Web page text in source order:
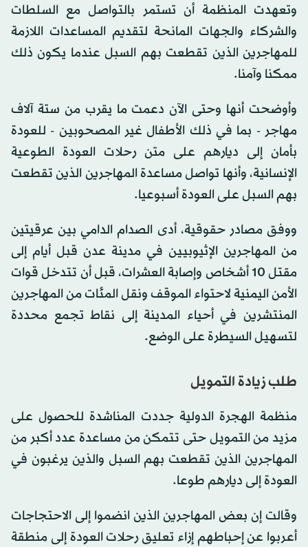
وتعهدت المنظمة أن تستمر بالتواصل مع السلطات
والشركاء والجهات المانحة لتقديم المساعدات اللازمة
للمهاجرين الذين تقطعت بهم السبل عندما يكون ذلك
ممكنا وآمنا.
وأوضحت أنها وحتى الآن دعمت ما يقرب من ستة آلاف
مهاجر - بما في ذلك الأطفال غير المصحوبين - للعودة
بأمان إلى ديارهم على متن رحلات العودة الطوعية
الإنسانية، وأنها تواصل مساعدة المهاجرين الذين تقطعت
بهم السبل على العودة أسبوعيا.
ووفق مصادر حقوقية، أدى الصدام الدامي بين عرقيتين
من المهاجرين الإثيوبيين في مدينة عدن قبل أيام إلى
مقتل 10 أشخاص وإصابة العشرات، قبل أن تتدخل قوات
الأمن اليمنية لاحتواء الموقف ونقل المئات من المهاجرين
المنتشرين في أحياء المدينة إلى نقاط تجمع محددة
لتسهيل السيطرة على الوضع.
طلب زيادة التمويل
منظمة الهجرة الدولية جددت المناشدة للحصول على
مزيد من التمويل حتى تتمكن من مساعدة عدد أكبر من
المهاجرين الذين تقطعت بهم السبل والذين يرغبون في
العودة إلى ديارهم طوعا.
وقالت إن بعض المهاجرين الذين انضموا إلى الاحتجاجات
أعربوا عن إحباطهم إزاء تعليق رحلات العودة إلى منطقة